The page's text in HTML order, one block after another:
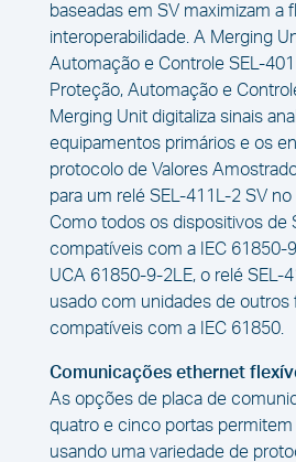
baseadas em SV maximizam a
interoperabilidade. A Merging
Automação e Controle SEL-
Proteção, Automação e
Merging Unit digitaliza sinais
equipamentos primários e os
protocolo de Valores
para um relé SEL-411L-2 SV
Como todos os dispositivos de
compatíveis com a IEC 61850-
UCA 61850-9-2LE, o relé SEL-
usado com unidades de outros
compatíveis com a IEC 61850.
Comunicações ethernet
As opções de placa de
quatro e cinco portas
usando uma variedade de